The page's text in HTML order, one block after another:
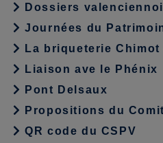
Dossiers
Journées du
La briqueterie Chimot
Liaison ave le Phénix
Pont Delsaux
Propositions du
QR code du CSPV